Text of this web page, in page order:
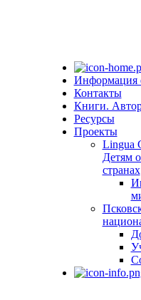
Информация
Контакты
Книги.
Ресурсы
Проекты
Lingua
Детям
странах